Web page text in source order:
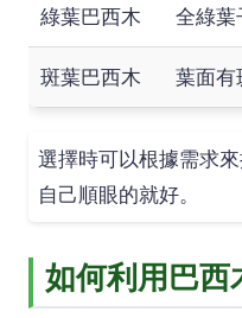
綠葉巴西木 全綠葉
斑葉巴西木 葉面有
選擇時可以根據需求
自己順眼的就好。
如何利用巴西